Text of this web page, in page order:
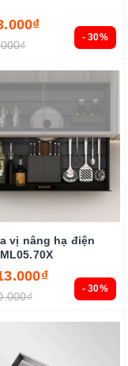
- 30%
- 30%
vị nâng hạ điện